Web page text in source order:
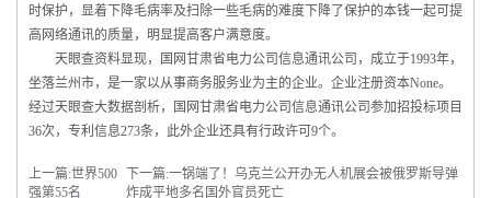
时保护，显着下降毛病率及扫除一些毛病的难度下降了保护的本钱一起可提
高网络通讯的质量，明显提高客户满意度。
天眼查资料显现，国网甘肃省电力公司信息通讯公司，成立于1993年，
坐落兰州市，是一家以从事商务服务业为主的企业。企业注册资本None。
经过天眼查大数据剖析，国网甘肃省电力公司信息通讯公司参加招投标项目
36次，专利信息273条，此外企业还具有行政许可9个。
上一篇:世界500
强第55名
下一篇:一锅端了！乌克兰公开办无人机展会被俄罗斯导弹
炸成平地多名国外官员死亡